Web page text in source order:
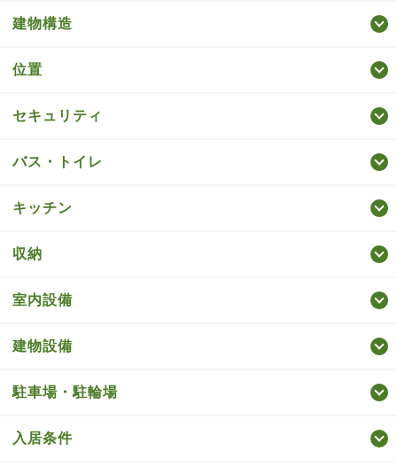
建物構造
位置
セキュリティ
バス・トイレ
キッチン
収納
室内設備
建物設備
駐車場・駐輪場
入居条件